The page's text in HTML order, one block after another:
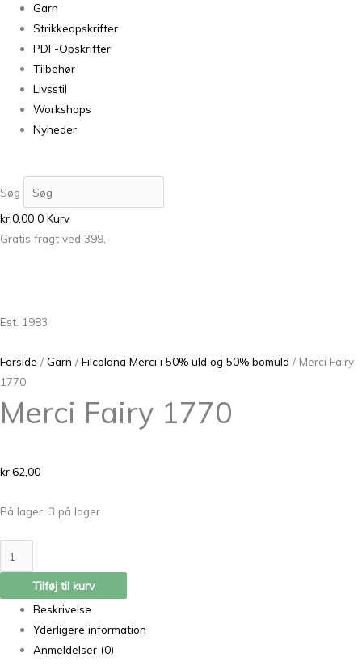
Garn
Strikkeopskrifter
PDF-Opskrifter
Tilbehør
Livsstil
Workshops
Nyheder
Søg
kr.0,00 0 Kurv
Gratis fragt ved 399,-
Est. 1983
Forside / Garn / Filcolana Merci i 50% uld og 50% bomuld / Merci Fairy
1770
Merci Fairy 1770
kr.62,00
På lager: 3 på lager
Tilføj til kurv
Beskrivelse
Yderligere information
Anmeldelser (0)